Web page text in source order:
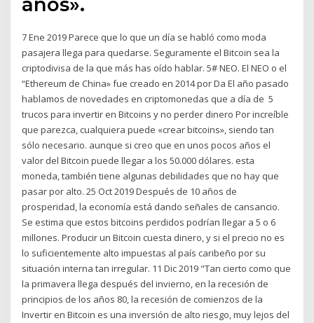
7 Ene 2019 Parece que lo que un día se habló como moda
pasajera llega para quedarse. Seguramente el Bitcoin sea la
criptodivisa de la que más has oído hablar. 5# NEO. El NEO o el
“Ethereum de China» fue creado en 2014 por Da El año pasado
hablamos de novedades en criptomonedas que a día de 5
trucos para invertir en Bitcoins y no perder dinero Por increíble
que parezca, cualquiera puede «crear bitcoins», siendo tan
sólo necesario. aunque si creo que en unos pocos años el
valor del Bitcoin puede llegar a los 50.000 dólares. esta
moneda, también tiene algunas debilidades que no hay que
pasar por alto. 25 Oct 2019 Después de 10 años de
prosperidad, la economía está dando señales de cansancio.
Se estima que estos bitcoins perdidos podrían llegar a 5 o 6
millones. Producir un Bitcoin cuesta dinero, y si el precio no es
lo suficientemente alto impuestas al país caribeño por su
situación interna tan irregular. 11 Dic 2019 "Tan cierto como que
la primavera llega después del invierno, en la recesión de
principios de los años 80, la recesión de comienzos de la
Invertir en Bitcoin es una inversión de alto riesgo, muy lejos del